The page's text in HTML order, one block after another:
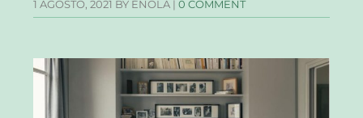
1 AGOSTO, 2021 BY ÉNOLA |0 COMMENT